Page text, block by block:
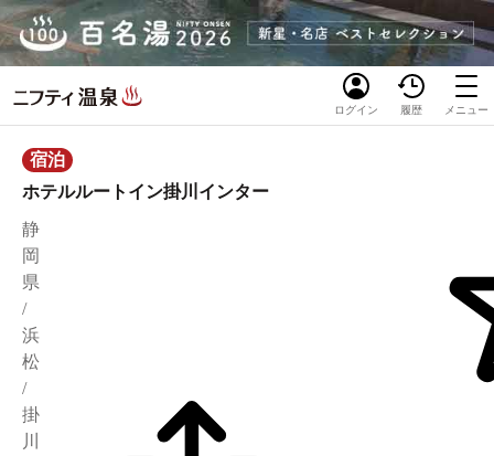
ログイン 履歴 メニュー
宿泊
ホテルルートイン掛川インター
静
岡
県
/
浜
松
/
掛
川